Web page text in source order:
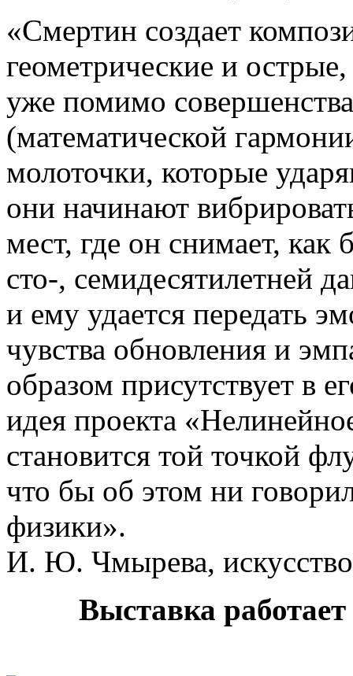
«Смертин создает
геометрические и
уже помимо
(математической
молоточки, которые
они начинают
мест, где он снимает, как
сто-, семидесятилетней
и ему удается передать
чувства обновления и
образом присутствует в
идея проекта
становится той точкой
что бы об этом ни
физики».
И. Ю. Чмырева,
Выставка